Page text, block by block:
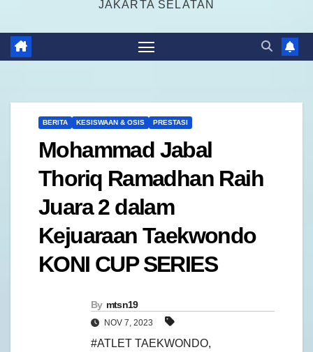
JAKARTA SELATAN
BERITA KESISWAAN & OSIS PRESTASI
Mohammad Jabal
Thoriq Ramadhan Raih
Juara 2 dalam
Kejuaraan Taekwondo
KONI CUP SERIES
By mtsn19
NOV 7, 2023
#ATLET TAEKWONDO,